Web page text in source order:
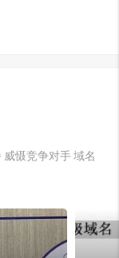
慑竞争对手 域名